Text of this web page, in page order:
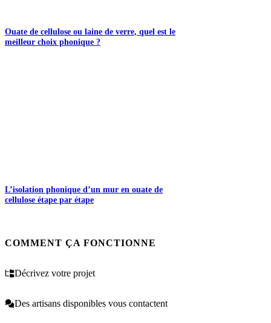
Ouate de cellulose ou laine de verre, quel est le
meilleur choix phonique ?
L’isolation phonique d’un mur en ouate de
cellulose étape par étape
COMMENT ÇA FONCTIONNE
Décrivez votre projet
Des artisans disponibles vous contactent